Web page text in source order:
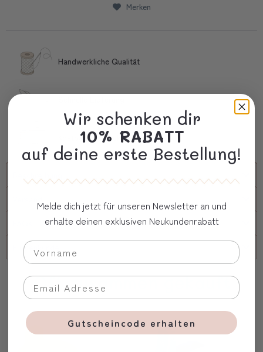
Merken
Handwerkliche Qualität
Kostbare Verpackung
Firmenkunde
Oft zusammen gekauft
Wir schenken dir
10% RABATT
auf deine erste Bestellung!
Melde dich jetzt für unseren Newsletter an und
erhalte deinen exklusiven Neukundenrabatt
Gutscheincode erhalten